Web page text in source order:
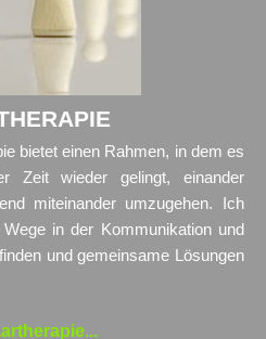
bietet einen Rahmen, in dem es
Zeit wieder gelingt, einander
miteinander umzugehen. Ich
in der Kommunikation und
und gemeinsame Lösungen